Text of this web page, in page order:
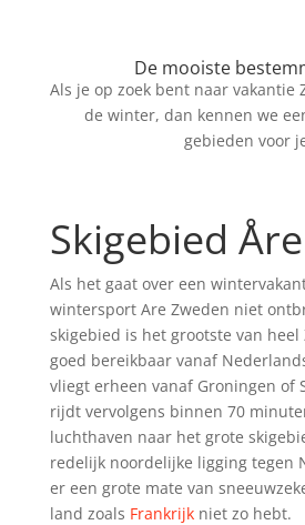
De mooiste
Als je op zoek bent naar vakantie
de winter, dan kennen we
gebieden voor
Skigebied Åre
Als het gaat over een
wintersport Are Zweden niet
skigebied is het grootste van heel
goed bereikbaar vanaf
vliegt erheen vanaf Groningen of
rijdt vervolgens binnen 70
luchthaven naar het grote
redelijk noordelijke ligging tegen
er een grote mate van
land zoals Frankrijkniet zo hebt.